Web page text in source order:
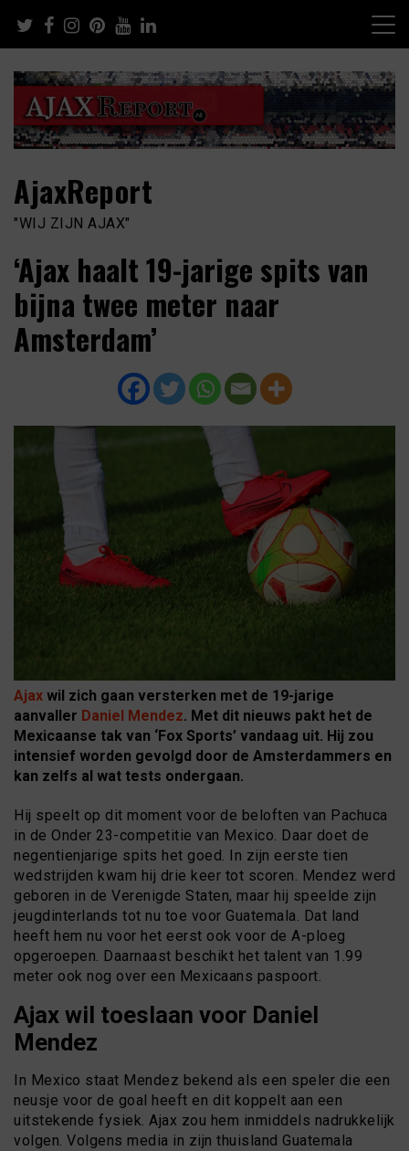
content
AjaxReport
"WIJ ZIJN AJAX"
‘Ajax haalt 19-jarige spits van
bijna twee meter naar
Amsterdam’
Ajax wil zich gaan versterken met de 19-jarige
aanvaller Daniel Mendez. Met dit nieuws pakt het de
Mexicaanse tak van ‘Fox Sports’ vandaag uit. Hij zou
intensief worden gevolgd door de Amsterdammers en
kan zelfs al wat tests ondergaan.
Hij speelt op dit moment voor de beloften van Pachuca
in de Onder 23-competitie van Mexico. Daar doet de
negentienjarige spits het goed. In zijn eerste tien
wedstrijden kwam hij drie keer tot scoren. Mendez werd
geboren in de Verenigde Staten, maar hij speelde zijn
jeugdinterlands tot nu toe voor Guatemala. Dat land
heeft hem nu voor het eerst ook voor de A-ploeg
opgeroepen. Daarnaast beschikt het talent van 1.99
meter ook nog over een Mexicaans paspoort.
Ajax wil toeslaan voor Daniel
Mendez
In Mexico staat Mendez bekend als een speler die een
neusje voor de goal heeft en dit koppelt aan een
uitstekende fysiek. Ajax zou hem inmiddels nadrukkelijk
volgen. Volgens media in zijn thuisland Guatemala